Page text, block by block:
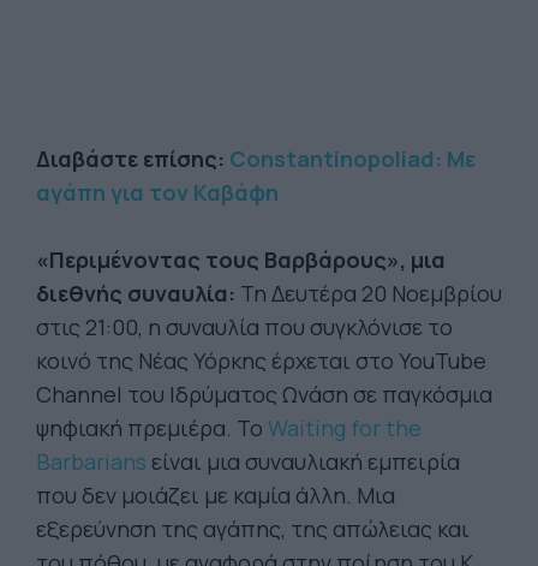
Διαβάστε επίσης: Constantinopoliad: Με
αγάπη για τον Καβάφη
«Περιμένοντας τους Βαρβάρους», μια
διεθνής συναυλία: Τη Δευτέρα 20 Νοεμβρίου
στις 21:00, η συναυλία που συγκλόνισε το
κοινό της Νέας Υόρκης έρχεται στο YouTube
Channel του Ιδρύματος Ωνάση σε παγκόσμια
ψηφιακή πρεμιέρα. Το Waiting for the
Barbarians είναι μια συναυλιακή εμπειρία
που δεν μοιάζει με καμία άλλη. Μια
εξερεύνηση της αγάπης, της απώλειας και